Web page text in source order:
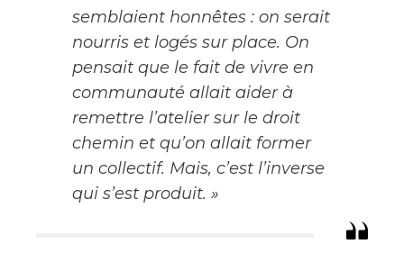
semblaient honnêtes : on serait
nourris et logés sur place. On
pensait que le fait de vivre en
communauté allait aider à
remettre l’atelier sur le droit
chemin et qu’on allait former
un collectif. Mais, c’est l’inverse
qui s’est produit. »